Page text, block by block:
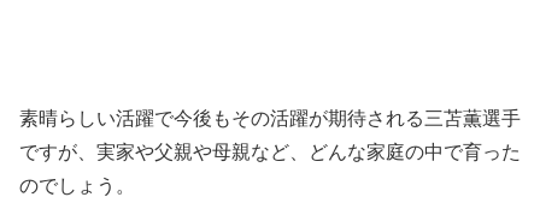
素晴らしい活躍で今後もその活躍が期待される三苫薫選手
ですが、実家や父親や母親など、どんな家庭の中で育った
のでしょう。